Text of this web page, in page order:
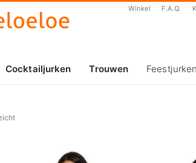
Winkel F.A.Q.
Cocktailjurken Trouwen Feestjurken